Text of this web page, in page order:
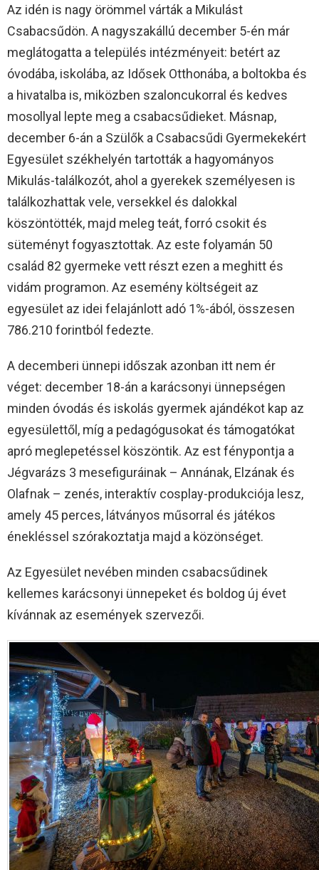
Az idén is nagy örömmel várták a Mikulást
Csabacsűdön. A nagyszakállú december 5-én már
meglátogatta a település intézményeit: betért az
óvodába, iskolába, az Idősek Otthonába, a boltokba és
a hivatalba is, miközben szaloncukorral és kedves
mosollyal lepte meg a csabacsűdieket. Másnap,
december 6-án a Szülők a Csabacsűdi Gyermekekért
Egyesület székhelyén tartották a hagyományos
Mikulás-találkozót, ahol a gyerekek személyesen is
találkozhattak vele, versekkel és dalokkal
köszöntötték, majd meleg teát, forró csokit és
süteményt fogyasztottak. Az este folyamán 50
család 82 gyermeke vett részt ezen a meghitt és
vidám programon. Az esemény költségeit az
egyesület az idei felajánlott adó 1%-ából, összesen
786.210 forintból fedezte.
A decemberi ünnepi időszak azonban itt nem ér
véget: december 18-án a karácsonyi ünnepségen
minden óvodás és iskolás gyermek ajándékot kap az
egyesülettől, míg a pedagógusokat és támogatókat
apró meglepetéssel köszöntik. Az est fénypontja a
Jégvarázs 3 mesefiguráinak – Annának, Elzának és
Olafnak – zenés, interaktív cosplay-produkciója lesz,
amely 45 perces, látványos műsorral és játékos
énekléssel szórakoztatja majd a közönséget.
Az Egyesület nevében minden csabacsűdinek
kellemes karácsonyi ünnepeket és boldog új évet
kívánnak az események szervezői.